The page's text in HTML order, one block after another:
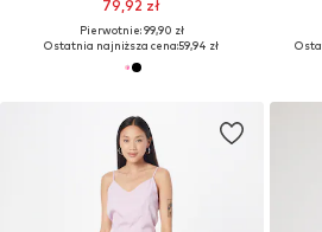
79,92 zł
Pierwotnie: 99,90 zł
Ostatnia najniższa cena:59,94 zł